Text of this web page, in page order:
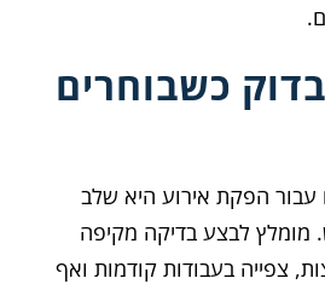
כשבוחרים
עבור הפקת אירוע היא שלב
מומלץ לבצע בדיקה מקיפה
צפייה בעבודות קודמות ואף